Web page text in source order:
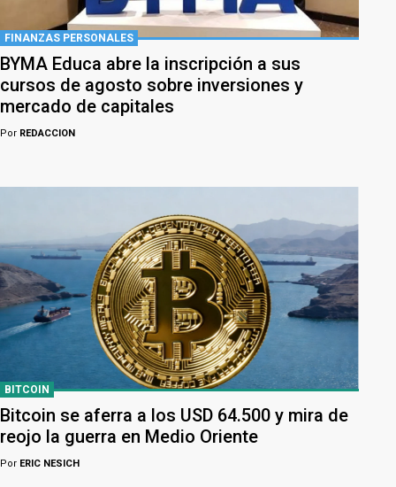
FINANZAS PERSONALES
BYMA Educa abre la inscripción a sus
cursos de agosto sobre inversiones y
mercado de capitales
Por REDACCION
BITCOIN
Bitcoin se aferra a los USD 64.500 y mira de
reojo la guerra en Medio Oriente
Por ERIC NESICH